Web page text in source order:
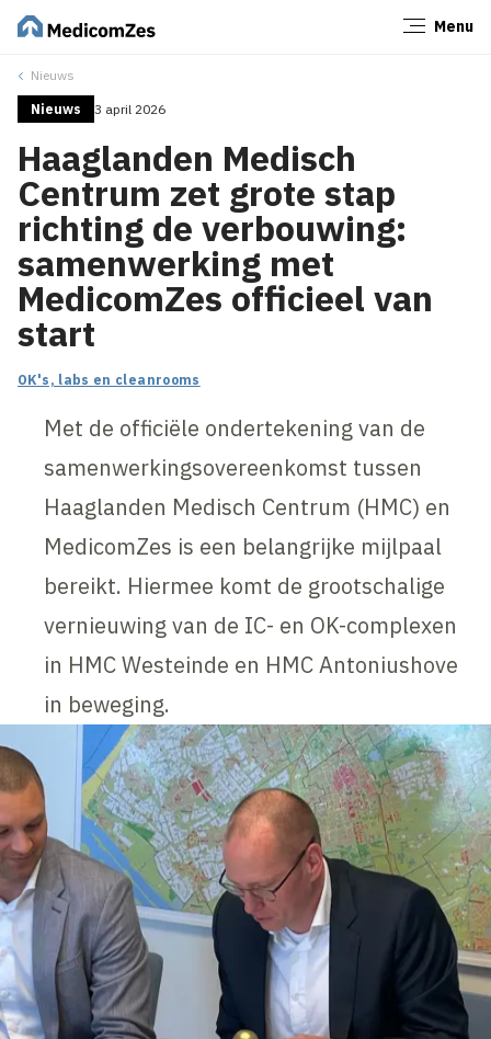
Menu
Nieuws
Nieuws 3 april 2026
Haaglanden Medisch
Centrum zet grote stap
richting de verbouwing:
samenwerking met
MedicomZes officieel van
start
OK's, labs en cleanrooms
Met de officiële ondertekening van de
samenwerkingsovereenkomst tussen
Haaglanden Medisch Centrum (HMC) en
MedicomZes is een belangrijke mijlpaal
bereikt. Hiermee komt de grootschalige
vernieuwing van de IC- en OK-complexen
in HMC Westeinde en HMC Antoniushove
in beweging.
Sluiten